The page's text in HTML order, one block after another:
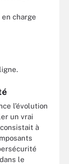
charge
l’évolution
un vrai
à
le